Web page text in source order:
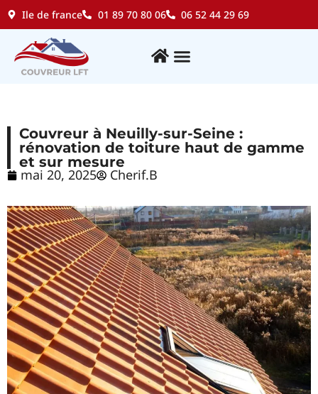
Ile de france 01 89 70 80 06 06 52 44 29 69
Couvreur à Neuilly-sur-Seine :
rénovation de toiture haut de gamme
et sur mesure
mai 20, 2025 Cherif.B